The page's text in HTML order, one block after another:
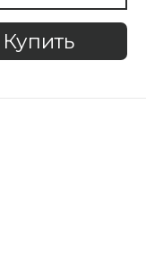
Купить